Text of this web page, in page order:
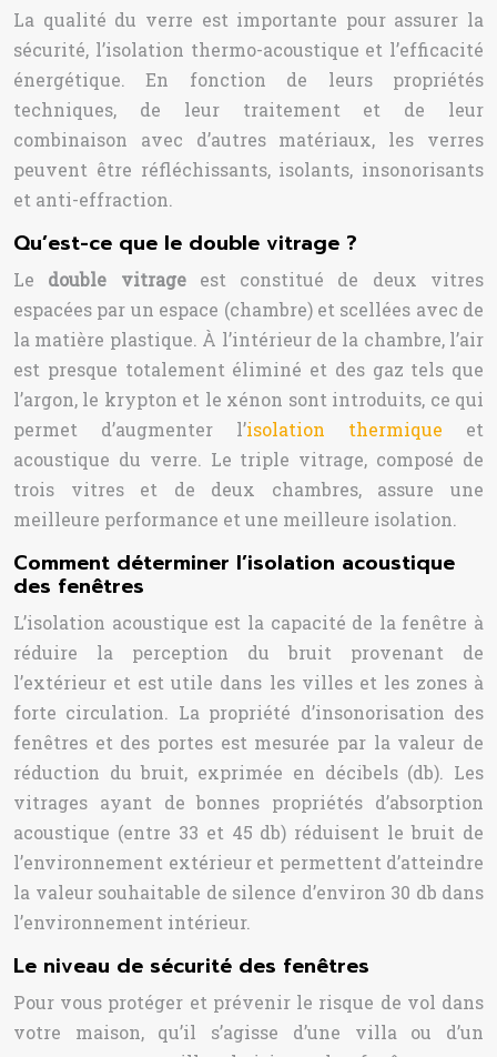
La qualité du verre est importante pour assurer la
sécurité, l’isolation thermo-acoustique et l’efficacité
énergétique. En fonction de leurs propriétés
techniques, de leur traitement et de leur
combinaison avec d’autres matériaux, les verres
peuvent être réfléchissants, isolants, insonorisants
et anti-effraction.
Qu’est-ce que le double vitrage ?
Le double vitrageest constitué de deux vitres
espacées par un espace (chambre) et scellées avec de
la matière plastique. À l’intérieur de la chambre, l’air
est presque totalement éliminé et des gaz tels que
l’argon, le krypton et le xénon sont introduits, ce qui
permet d’augmenter l’isolation thermique et
acoustique du verre. Le triple vitrage, composé de
trois vitres et de deux chambres, assure une
meilleure performance et une meilleure isolation.
Comment déterminer l’isolation acoustique
des fenêtres
L’isolation acoustique est la capacité de la fenêtre à
réduire la perception du bruit provenant de
l’extérieur et est utile dans les villes et les zones à
forte circulation. La propriété d’insonorisation des
fenêtres et des portes est mesurée par la valeur de
réduction du bruit, exprimée en décibels (db). Les
vitrages ayant de bonnes propriétés d’absorption
acoustique (entre 33 et 45 db) réduisent le bruit de
l’environnement extérieur et permettent d’atteindre
la valeur souhaitable de silence d’environ 30 db dans
l’environnement intérieur.
Le niveau de sécurité des fenêtres
Pour vous protéger et prévenir le risque de vol dans
votre maison, qu’il s’agisse d’une villa ou d’un